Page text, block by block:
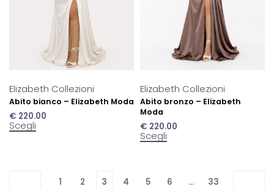
Elizabeth Collezioni
Abito bianco – Elizabeth Moda
€ 220.00
Scegli
Elizabeth Collezioni
Abito bronzo – Elizabeth
Moda
€ 220.00
Scegli
1 2 3 4 5 6 … 33